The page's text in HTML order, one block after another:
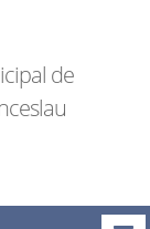
de